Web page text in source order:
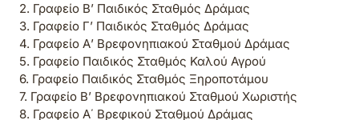
2. Γραφείο Β’ Παιδικός Σταθμός Δράμας
3. Γραφείο Γ’ Παιδικός Σταθμός Δράμας
4. Γραφείο Α’ Βρεφονηπιακού Σταθμού Δράμας
5. Γραφείο Παιδικός Σταθμός Καλού Αγρού
6. Γραφείο Παιδικός Σταθμός Ξηροποτάμου
7. Γραφείο Β’ Βρεφονηπιακού Σταθμού Χωριστής
8. Γραφείο Α΄ Βρεφικού Σταθμού Δράμας